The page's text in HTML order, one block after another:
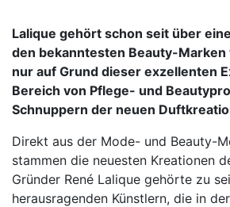
Lalique gehört schon seit über
den bekanntesten Beauty-
nur auf Grund dieser exzellenten
Bereich von Pflege- und
Schnuppern der neuen
Direkt aus der Mode- und Beauty-
stammen die neuesten Kreationen
Gründer René Lalique gehörte zu
herausragenden Künstlern, die in